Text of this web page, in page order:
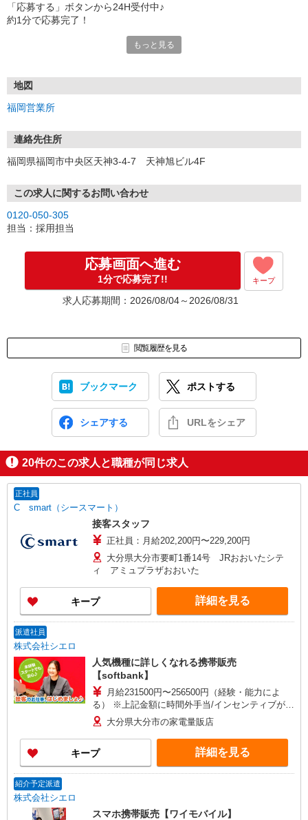
「応募する」ボタンから24H受付中♪
約1分で応募完了！
①応募から3営業日を目安に、メールorお電話でご連絡します。
★スマホでWEB面接（LINEなど）・出張面接・事務所面接と選べま
す
③面接実施（履歴書不要）
※ご希望があれば、職場見学の調整もOKです！
お気軽にご応募ください♪
もっと見る
地図
福岡営業所
連絡先住所
福岡県福岡市中央区天神3-4-7 天神旭ビル4F
この求人に関するお問い合わせ
0120-050-305
担当：採用担当
応募画面へ進む
1分で応募完了!! キープ
求人応募期間：2026/08/04～2026/08/31
閲覧履歴を見る
ブックマーク ポストする
シェアする URLをシェア
20件のこの求人と職種が同じ求人
正社員
C smart（シースマート）
接客スタッフ
正社員：月給202,200円〜229,200円
大分県大分市要町1番14号 JRおおいたシテ
ィ アミュプラザおおいた
キープ 詳細を見る
派遣社員
株式会社シエロ
人気機種に詳しくなれる携帯販売
【softbank】
月給231500円〜256500円（経験・能力によ
る） ※上記金額に時間外手当/インセンティブが加
算・賞与あり・時間外手当あり（平均残業時間：
10h/月）・地域手当/職能手当あり・Workstyle支
援金（4000円/月）あり・実績によりインセンティ
ブあり ★交通費別途支給（規定あり） ゜+゜・。
○。・゜+゜・。○。・゜+゜ 入社祝い金10万円支
大分県大分市の家電量販店
キープ 詳細を見る
紹介予定派遣
株式会社シエロ
スマホ携帯販売【ワイモバイル】